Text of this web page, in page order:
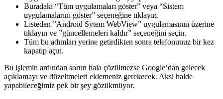
Buradaki “Tüm uygulamaları göster” veya “Sistem
uygulamalarını göster” seçeneğine tıklayın.
Listeden ”Android Sytem WebView” uygulamasının üzerine
tıklayın ve ”güncellemeleri kaldır” seçeneğini seçin.
Tüm bu adımları yerine getirdikten sonra telefonunuz bir kez
kapatıp açın.
Bu işlemin ardından sorun hala çözülmezse Google’dan gelecek
açıklamayı ve düzeltmeleri eklemeniz gerekecek. Aksi halde
yapabileceğimiz pek bir şey gözükmüyor.